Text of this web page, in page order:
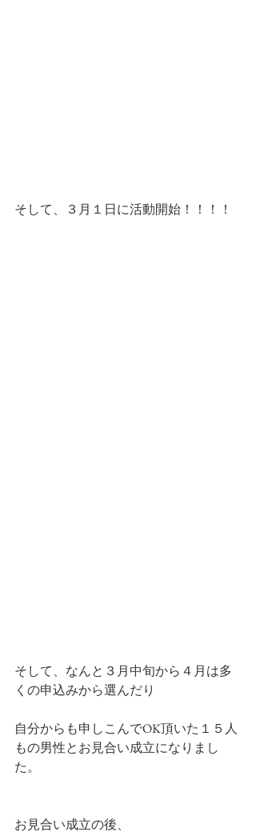
そして、３月１日に活動開始！！！！
そして、なんと３月中旬から４月は多
くの申込みから選んだり
自分からも申しこんでOK頂いた１５人
もの男性とお見合い成立になりまし
た。
お見合い成立の後、